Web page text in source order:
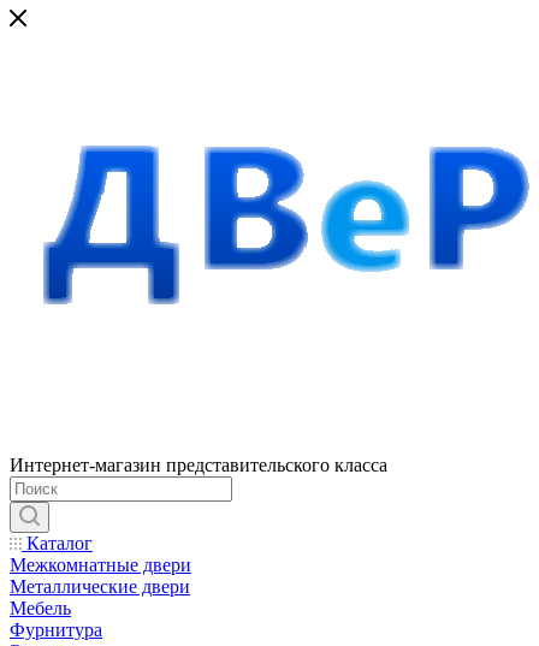
Интернет-магазин представительского класса
Каталог
Межкомнатные двери
Металлические двери
Мебель
Фурнитура